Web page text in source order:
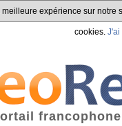
expérience sur
cookies. J'ai